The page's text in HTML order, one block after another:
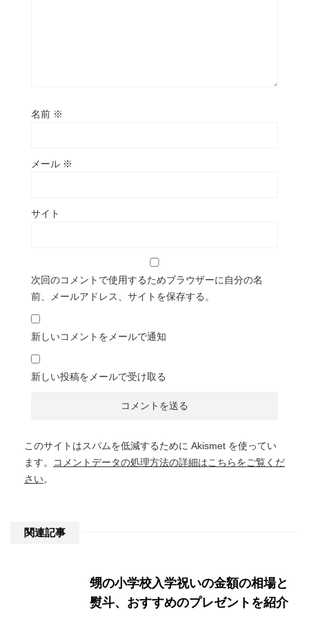
名前 ※
メール ※
サイト
次回のコメントで使用するためブラウザーに自分の名
前、メールアドレス、サイトを保存する。
新しいコメントをメールで通知
新しい投稿をメールで受け取る
このサイトはスパムを低減するために Akismet を使ってい
ます。
コメントデータの処理方法の詳細はこちらをご覧くだ
さい。
関連記事
甥の小学校入学祝いの金額の相場と
熨斗、おすすめのプレゼントを紹介